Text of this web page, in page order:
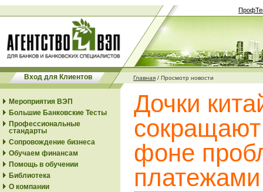
Вход для Клиентов Главная / Просмотр новости
Мероприятия ВЭП
Большие Банковские Тесты
Профессиональные
стандарты
Сопровождение бизнеса
Обучаем финансам
Помощь в обучении
Библиотека
О компании
Дочки
фоне
платежами